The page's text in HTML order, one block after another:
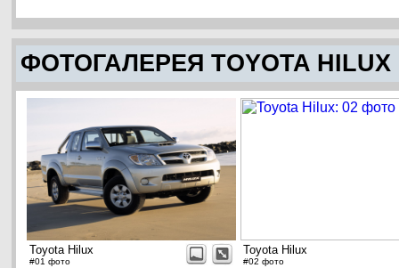
ФОТОГАЛЕРЕЯ TOYOTA HILUX
Toyota Hilux
#01 фото
Toyota Hilux
#02 фото